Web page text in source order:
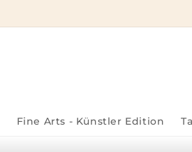
Fine Arts - Künstler Edition